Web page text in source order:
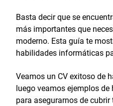
Basta decir que se
más importantes que
moderno. Esta guía te
habilidades informáticas
Veamos un CV exitoso de
luego veamos ejemplos
para asegurarnos de